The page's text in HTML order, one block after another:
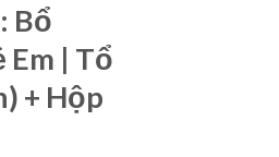
Bổ
Em | Tổ
+ Hộp